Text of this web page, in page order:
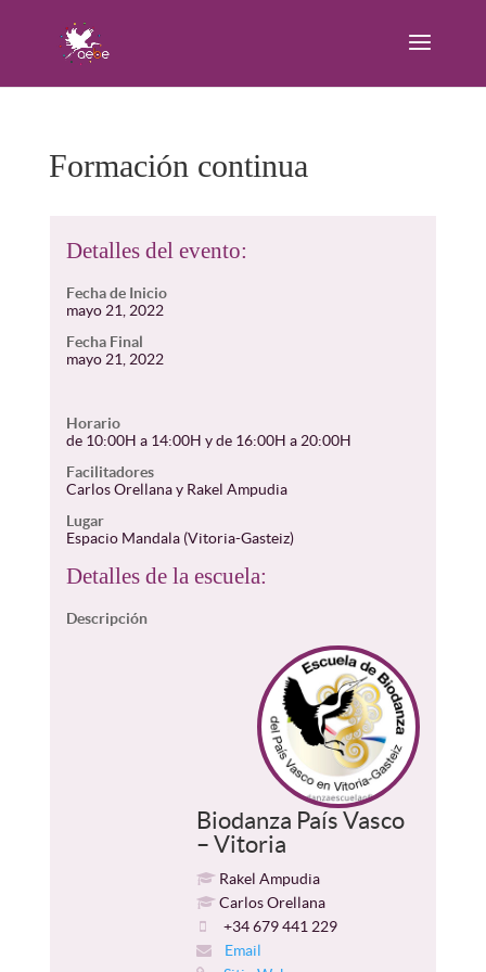
Formación continua
Detalles del evento:
Fecha de Inicio
mayo 21, 2022
Fecha Final
mayo 21, 2022
Horario
de 10:00H a 14:00H y de 16:00H a 20:00H
Facilitadores
Carlos Orellana y Rakel Ampudia
Lugar
Espacio Mandala (Vitoria-Gasteiz)
Detalles de la escuela:
Descripción
Biodanza País Vasco
– Vitoria
Rakel Ampudia
Carlos Orellana
+34 679 441 229
Email